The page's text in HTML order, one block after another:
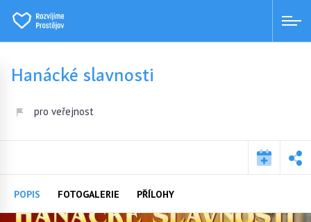
Hanácké slavnosti
pro veřejnost
POPIS FOTOGALERIE PŘÍLOHY